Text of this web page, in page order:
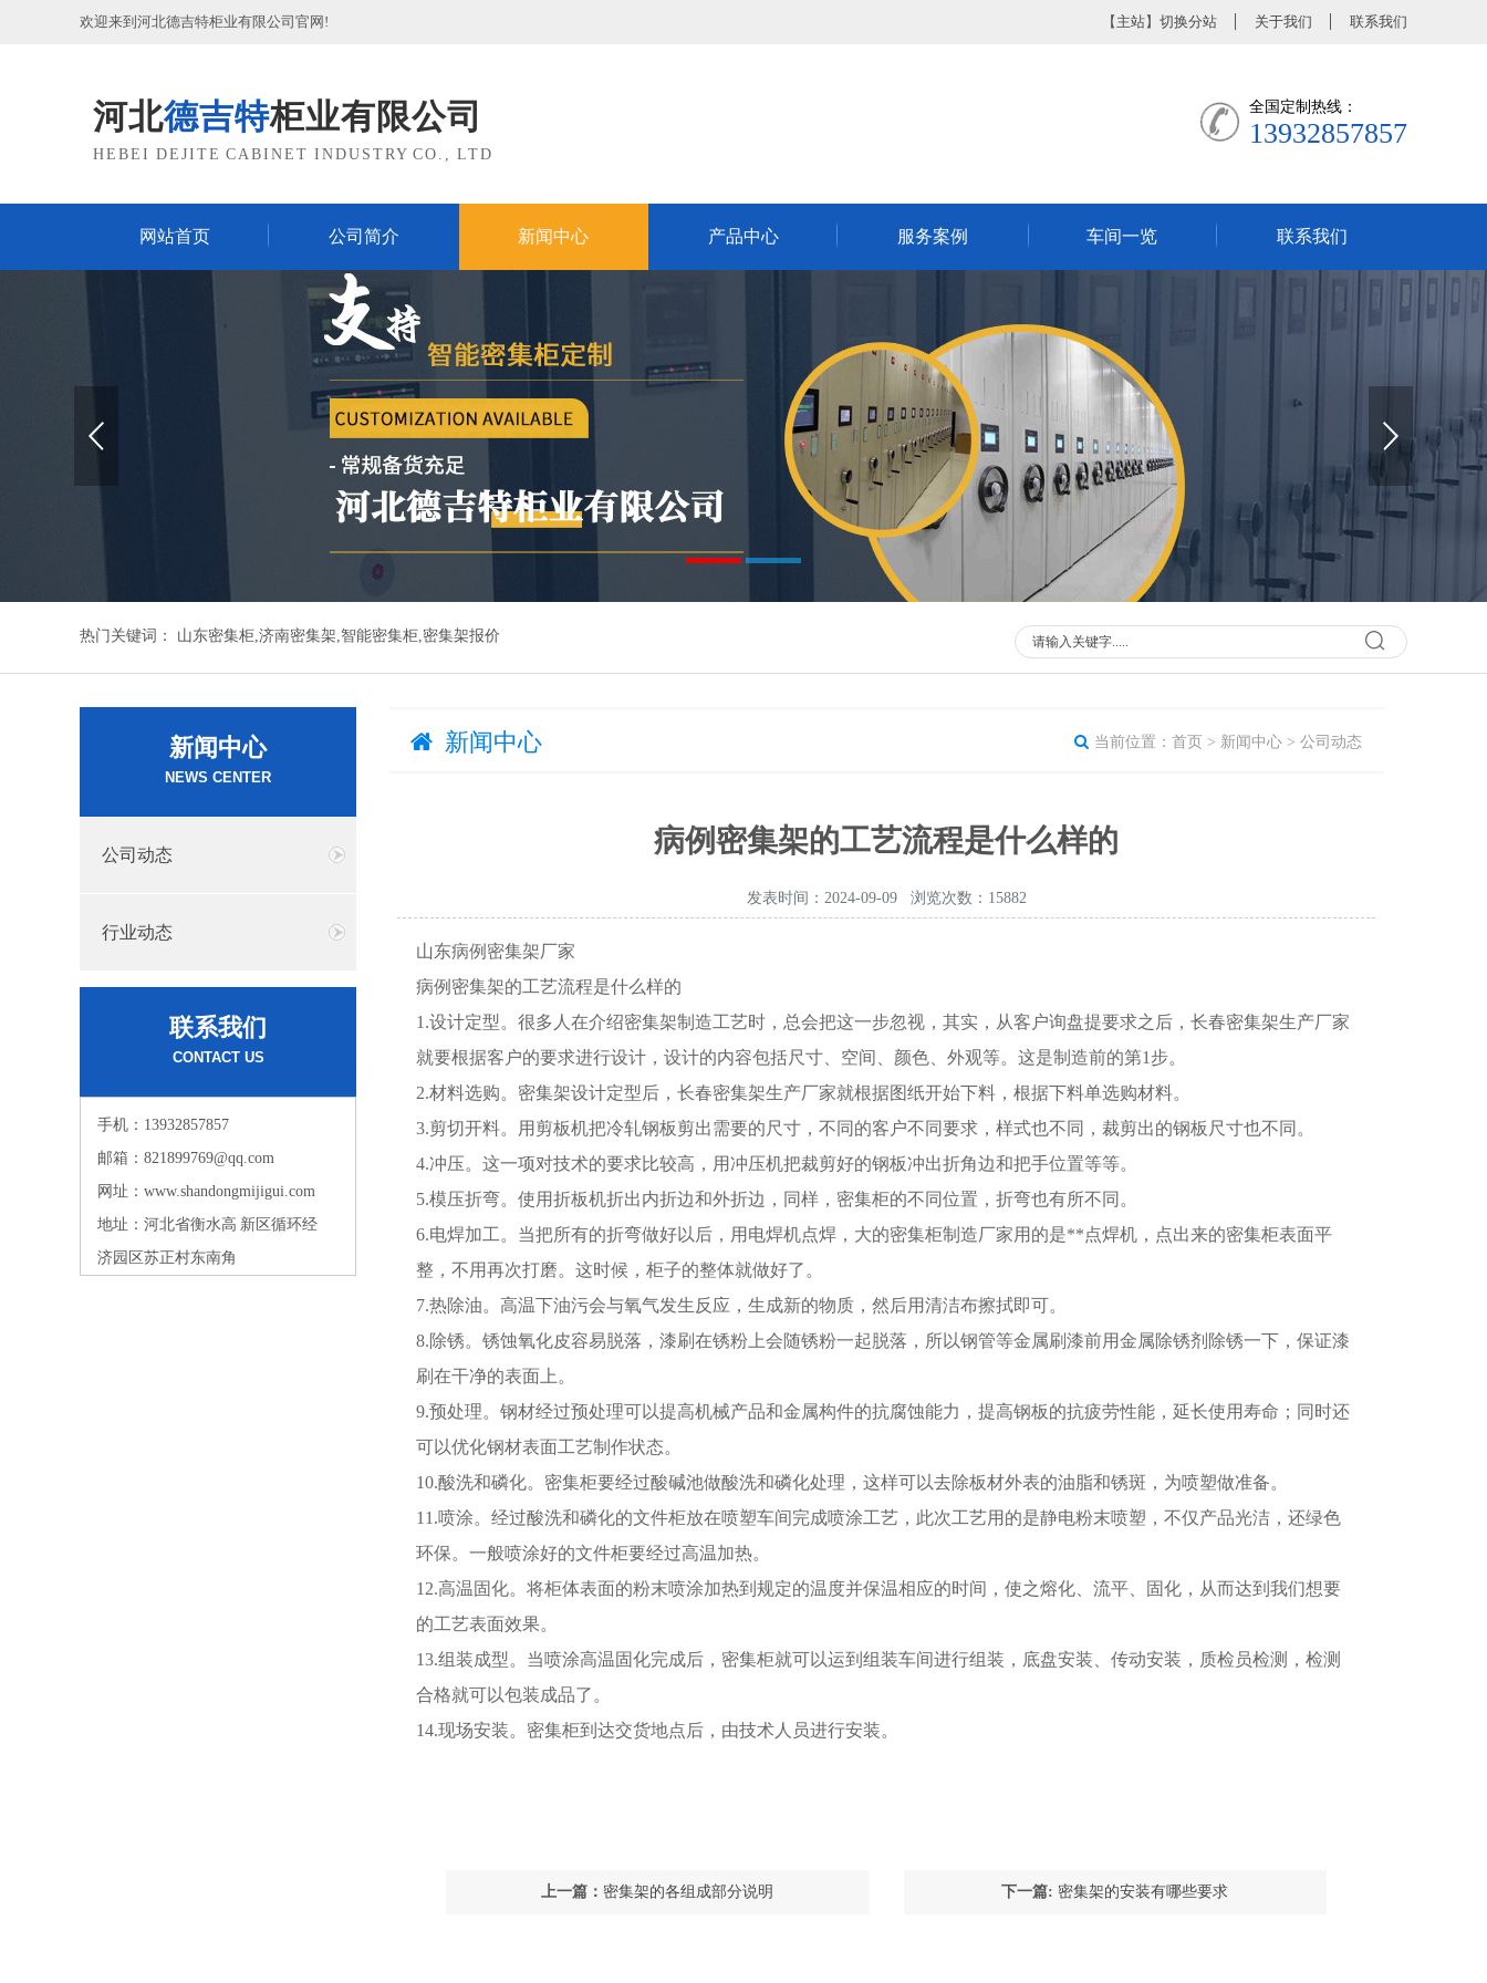
欢迎来到河北德吉特柜业有限公司官网! 【 主站】 切换分站 关于我们 联系我们
河北德吉特柜业有限公司
HEBEI DEJITE CABINET INDUSTRY CO., LTD
全国定制热线：
13932857857
网站首页 公司简介 新闻中心 产品中心 服务案例 车间一览 联系我们
热门关键词： 山东密集柜,济南密集架,智能密集柜,密集架报价
新闻中心 当前位置： 首页 > 新闻中心 > 公司动态
病例密集架的工艺流程是什么样的
发表时间：2024-09-09 浏览次数：15882
山东病例密集架厂家
病例密集架的工艺流程是什么样的
1.设计定型。很多人在介绍密集架制造工艺时，总会把这一步忽视，其实，从客户询盘提要求之后，长春密集架生产厂家
就要根据客户的要求进行设计，设计的内容包括尺寸、空间、颜色、外观等。这是制造前的第1步。
2.材料选购。密集架设计定型后，长春密集架生产厂家就根据图纸开始下料，根据下料单选购材料。
3.剪切开料。用剪板机把冷轧钢板剪出需要的尺寸，不同的客户不同要求，样式也不同，裁剪出的钢板尺寸也不同。
4.冲压。这一项对技术的要求比较高，用冲压机把裁剪好的钢板冲出折角边和把手位置等等。
5.模压折弯。使用折板机折出内折边和外折边，同样，密集柜的不同位置，折弯也有所不同。
6.电焊加工。当把所有的折弯做好以后，用电焊机点焊，大的密集柜制造厂家用的是**点焊机，点出来的密集柜表面平
整，不用再次打磨。这时候，柜子的整体就做好了。
7.热除油。高温下油污会与氧气发生反应，生成新的物质，然后用清洁布擦拭即可。
8.除锈。锈蚀氧化皮容易脱落，漆刷在锈粉上会随锈粉一起脱落，所以钢管等金属刷漆前用金属除锈剂除锈一下，保证漆
刷在干净的表面上。
9.预处理。钢材经过预处理可以提高机械产品和金属构件的抗腐蚀能力，提高钢板的抗疲劳性能，延长使用寿命；同时还
可以优化钢材表面工艺制作状态。
10.酸洗和磷化。密集柜要经过酸碱池做酸洗和磷化处理，这样可以去除板材外表的油脂和锈斑，为喷塑做准备。
11.喷涂。经过酸洗和磷化的文件柜放在喷塑车间完成喷涂工艺，此次工艺用的是静电粉末喷塑，不仅产品光洁，还绿色
环保。一般喷涂好的文件柜要经过高温加热。
12.高温固化。将柜体表面的粉末喷涂加热到规定的温度并保温相应的时间，使之熔化、流平、固化，从而达到我们想要
的工艺表面效果。
13.组装成型。当喷涂高温固化完成后，密集柜就可以运到组装车间进行组装，底盘安装、传动安装，质检员检测，检测
合格就可以包装成品了。
14.现场安装。密集柜到达交货地点后，由技术人员进行安装。
上一篇： 密集架的各组成部分说明 下一篇: 密集架的安装有哪些要求
新闻中心
NEWS CENTER
公司动态
行业动态
联系我们
CONTACT US
手机：13932857857
邮箱：821899769@qq.com
网址：www.shandongmijigui.com
地址：河北省衡水高 新区循环经
济园区苏正村东南角